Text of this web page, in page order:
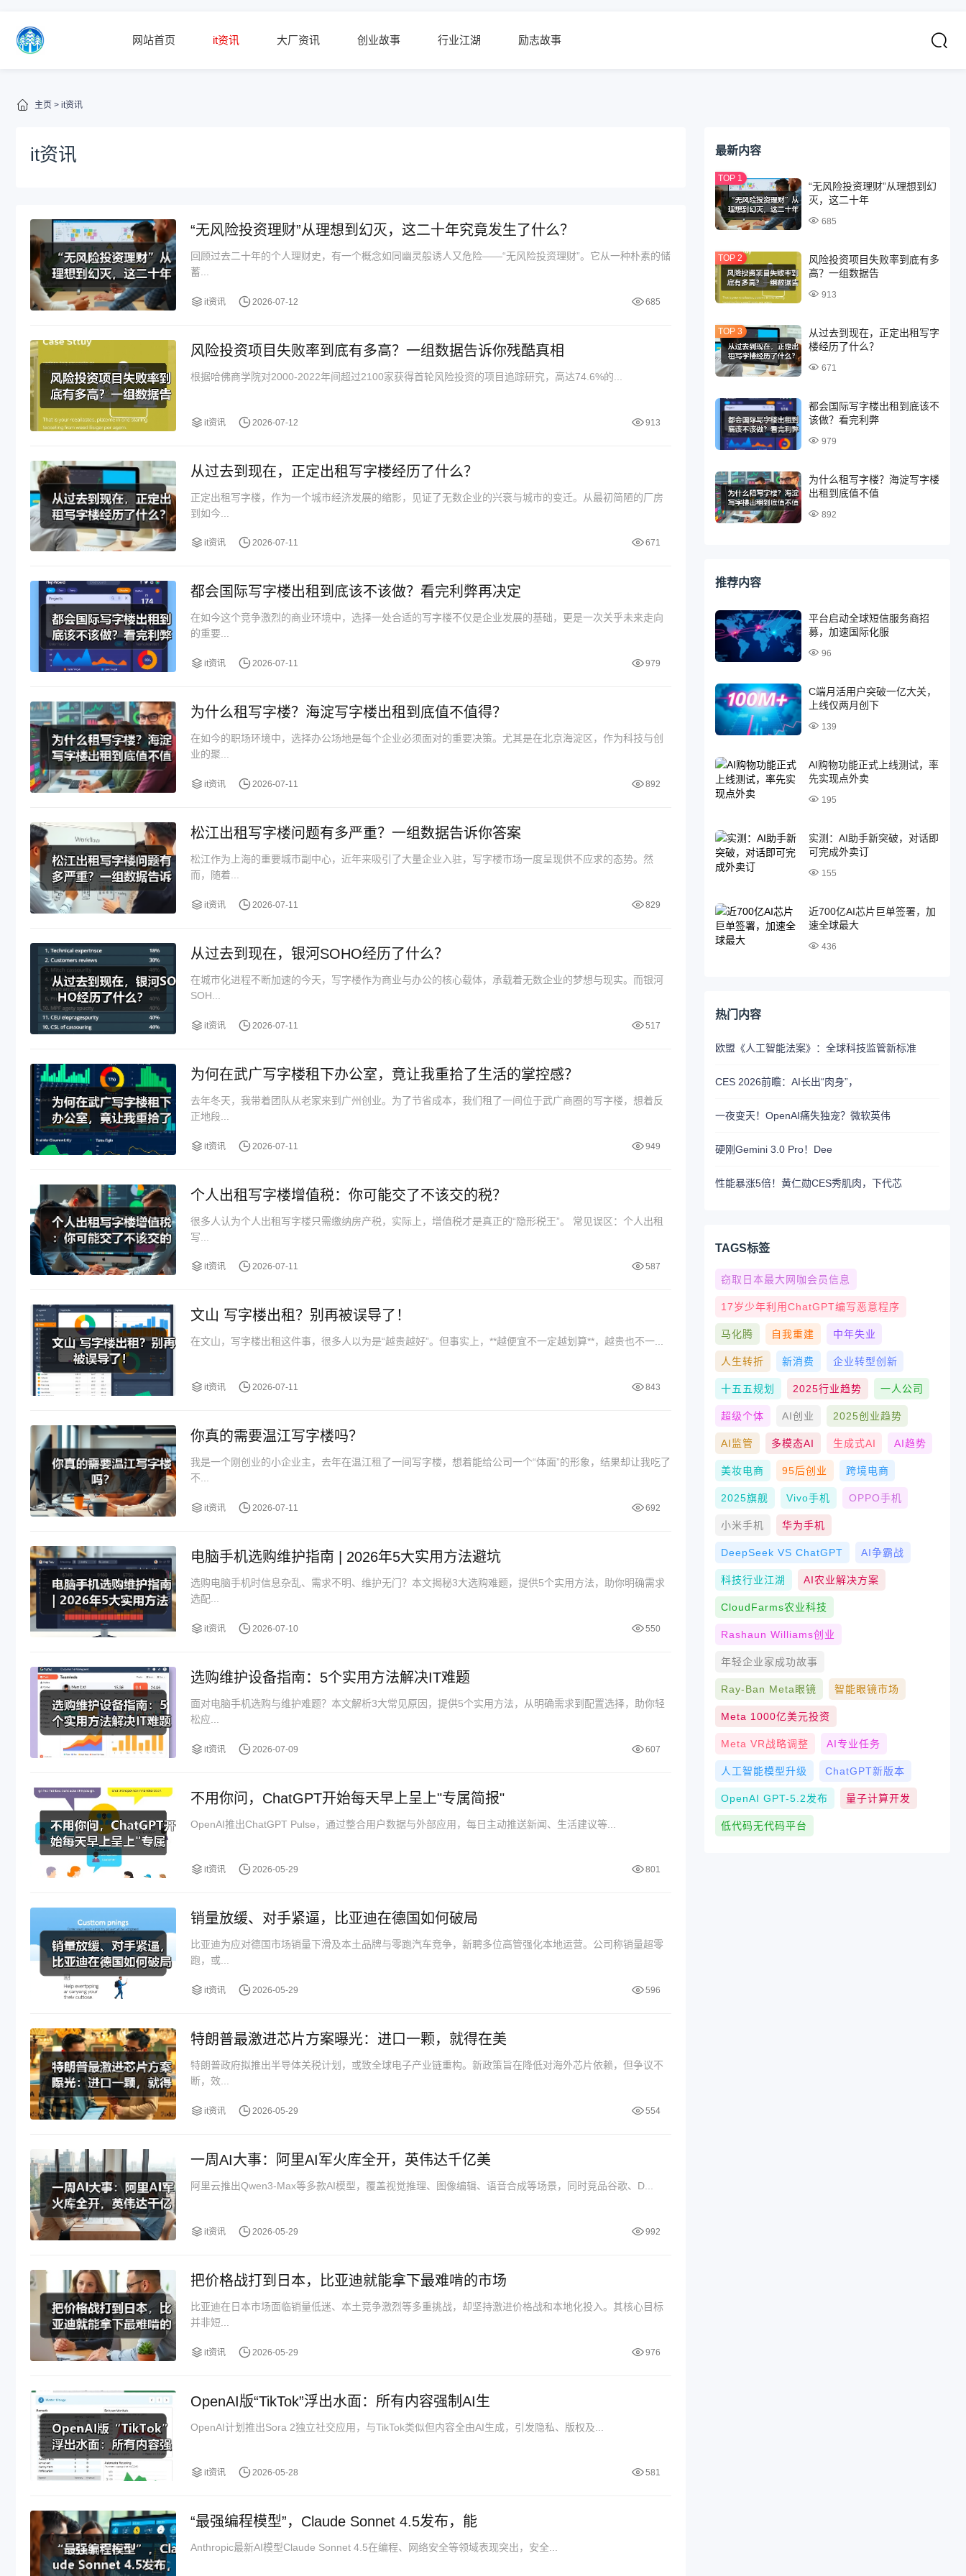
网站首页 it资讯 大厂资讯 创业故事 行业江湖 励志故事
主页 > it资讯
it资讯
“无风险投资理财”从理想到幻灭，这二十年究竟发生了什么？
回顾过去二十年的个人理财史，有一个概念如同幽灵般诱人又危险——“无风险投资理财”。它从一种朴素的储
蓄...
it资讯 2026-07-12 685
风险投资项目失败率到底有多高？一组数据告诉你残酷真相
根据哈佛商学院对2000-2022年间超过2100家获得首轮风险投资的项目追踪研究，高达74.6%的...
it资讯 2026-07-12 913
从过去到现在，正定出租写字楼经历了什么？
正定出租写字楼，作为一个城市经济发展的缩影，见证了无数企业的兴衰与城市的变迁。从最初简陋的厂房
到如今...
it资讯 2026-07-11 671
都会国际写字楼出租到底该不该做？看完利弊再决定
在如今这个竞争激烈的商业环境中，选择一处合适的写字楼不仅是企业发展的基础，更是一次关乎未来走向
的重要...
it资讯 2026-07-11 979
为什么租写字楼？海淀写字楼出租到底值不值得？
在如今的职场环境中，选择办公场地是每个企业必须面对的重要决策。尤其是在北京海淀区，作为科技与创
业的聚...
it资讯 2026-07-11 892
松江出租写字楼问题有多严重？一组数据告诉你答案
松江作为上海的重要城市副中心，近年来吸引了大量企业入驻，写字楼市场一度呈现供不应求的态势。然
而，随着...
it资讯 2026-07-11 829
从过去到现在，银河SOHO经历了什么？
在城市化进程不断加速的今天，写字楼作为商业与办公的核心载体，承载着无数企业的梦想与现实。而银河
SOH...
it资讯 2026-07-11 517
为何在武广写字楼租下办公室，竟让我重拾了生活的掌控感？
去年冬天，我带着团队从老家来到广州创业。为了节省成本，我们租了一间位于武广商圈的写字楼，想着反
正地段...
it资讯 2026-07-11 949
个人出租写字楼增值税：你可能交了不该交的税？
很多人认为个人出租写字楼只需缴纳房产税，实际上，增值税才是真正的“隐形税王”。 常见误区：个人出租
写...
it资讯 2026-07-11 587
文山 写字楼出租？别再被误导了！
在文山，写字楼出租这件事，很多人以为是“越贵越好”。但事实上，**越便宜不一定越划算**，越贵也不一...
it资讯 2026-07-11 843
你真的需要温江写字楼吗？
我是一个刚创业的小企业主，去年在温江租了一间写字楼，想着能给公司一个“体面”的形象，结果却让我吃了
不...
it资讯 2026-07-11 692
电脑手机选购维护指南 | 2026年5大实用方法避坑
选购电脑手机时信息杂乱、需求不明、维护无门？本文揭秘3大选购难题，提供5个实用方法，助你明确需求
选配...
it资讯 2026-07-10 550
选购维护设备指南：5个实用方法解决IT难题
面对电脑手机选购与维护难题？本文解析3大常见原因，提供5个实用方法，从明确需求到配置选择，助你轻
松应...
it资讯 2026-07-09 607
不用你问，ChatGPT开始每天早上呈上"专属简报"
OpenAI推出ChatGPT Pulse，通过整合用户数据与外部应用，每日主动推送新闻、生活建议等...
it资讯 2026-05-29 801
销量放缓、对手紧逼，比亚迪在德国如何破局
比亚迪为应对德国市场销量下滑及本土品牌与零跑汽车竞争，新聘多位高管强化本地运营。公司称销量超零
跑，或...
it资讯 2026-05-29 596
特朗普最激进芯片方案曝光：进口一颗，就得在美
特朗普政府拟推出半导体关税计划，或致全球电子产业链重构。新政策旨在降低对海外芯片依赖，但争议不
断，效...
it资讯 2026-05-29 554
一周AI大事：阿里AI军火库全开，英伟达千亿美
阿里云推出Qwen3-Max等多款AI模型，覆盖视觉推理、图像编辑、语音合成等场景，同时竞品谷歌、D...
it资讯 2026-05-29 992
把价格战打到日本，比亚迪就能拿下最难啃的市场
比亚迪在日本市场面临销量低迷、本土竞争激烈等多重挑战，却坚持激进价格战和本地化投入。其核心目标
并非短...
it资讯 2026-05-29 976
OpenAI版“TikTok”浮出水面：所有内容强制AI生
OpenAI计划推出Sora 2独立社交应用，与TikTok类似但内容全由AI生成，引发隐私、版权及...
it资讯 2026-05-28 581
“最强编程模型”，Claude Sonnet 4.5发布，能
Anthropic最新AI模型Claude Sonnet 4.5在编程、网络安全等领域表现突出，安全...
最新内容
“无风险投资理财”从理想到幻
灭，这二十年
685
风险投资项目失败率到底有多
高？一组数据告
913
从过去到现在，正定出租写字
楼经历了什么？
671
都会国际写字楼出租到底该不
该做？看完利弊
979
为什么租写字楼？海淀写字楼
出租到底值不值
892
推荐内容
平台启动全球短信服务商招
募，加速国际化服
96
C端月活用户突破一亿大关，
上线仅两月创下
139
AI购物功能正式上线测试，率
先实现点外卖
195
实测：AI助手新突破，对话即
可完成外卖订
155
近700亿AI芯片巨单签署，加
速全球最大
436
热门内容
欧盟《人工智能法案》：全球科技监管新标准
CES 2026前瞻：AI长出“肉身”，
一夜变天！OpenAI痛失独宠？微软英伟
硬刚Gemini 3.0 Pro！Dee
性能暴涨5倍！黄仁勋CES秀肌肉，下代芯
TAGS标签
窃取日本最大网咖会员信息
17岁少年利用ChatGPT编写恶意程序
马化腾 自我重建 中年失业
人生转折 新消费 企业转型创新
十五五规划 2025行业趋势 一人公司
超级个体 AI创业 2025创业趋势
AI监管 多模态AI 生成式AI AI趋势
美妆电商 95后创业 跨境电商
2025旗舰 Vivo手机 OPPO手机
小米手机 华为手机
DeepSeek VS ChatGPT AI争霸战
科技行业江湖 AI农业解决方案
CloudFarms农业科技
Rashaun Williams创业
年轻企业家成功故事
Ray-Ban Meta眼镜 智能眼镜市场
Meta 1000亿美元投资
Meta VR战略调整 AI专业任务
人工智能模型升级 ChatGPT新版本
OpenAI GPT-5.2发布 量子计算开发
低代码无代码平台